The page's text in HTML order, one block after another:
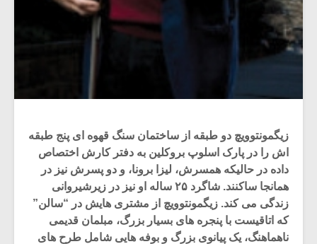
زیگمونتوویچ دو طبقه از ساختمان سنگ قهوه ای پنج طبقه
اش را در پارک اسلوپ بروکلین به دفتر کارش اختصاص
داده در حالیکه همسرش، لیزا برونا، و دو پسرش نیز در
همانجا ساکنند. شاگرد ۲۵ ساله او نیز در زیرشیروانی
زندگی می کند. زیگمونتوویچ از مشتری هایش در “سالن”
که اتاقیست با پنجره های بسیار بزرگ، مبلمان قدیمی
ناهماهنگ، یک پیانوی بزرگ و بوفه هایی شامل طرح های